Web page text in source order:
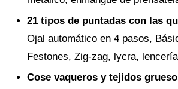
21 tipos de puntadas con las
Ojal automático en 4 pasos,
Festones, Zig-zag, lycra,
Cose vaqueros y tejidos